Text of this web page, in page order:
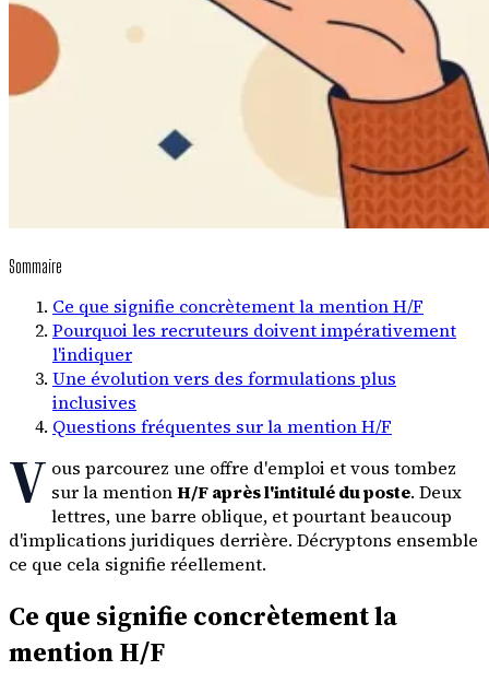
Sommaire
Ce que signifie concrètement la mention H/F
Pourquoi les recruteurs doivent impérativement
l'indiquer
Une évolution vers des formulations plus
inclusives
Questions fréquentes sur la mention H/F
V ous parcourez une offre d'emploi et vous tombez
sur la mentionH/F après l'intitulé du poste. Deux
lettres, une barre oblique, et pourtant beaucoup
d'implications juridiques derrière. Décryptons ensemble
ce que cela signifie réellement.
Ce que signifie concrètement la
mention H/F